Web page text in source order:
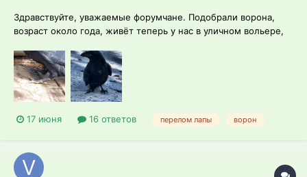
Здравствуйте, уважаемые форумчане. Подобрали ворона,
возраст около года, живёт теперь у нас в уличном вольере,
перелом правой лапки, насколько старый - неизвестно. В
ВЕТке предложили только ампутацию и все же хотелось бы
узнать здесь у люд...
17 июня 16 ответов перелом лапы ворон